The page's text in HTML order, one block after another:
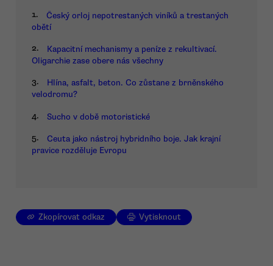
1.
Český orloj nepotrestaných viníků a trestaných
obětí
2.
Kapacitní mechanismy a peníze z rekultivací.
Oligarchie zase obere nás všechny
3.
Hlína, asfalt, beton. Co zůstane z brněnského
velodromu?
4. Sucho v době motoristické
5.
Ceuta jako nástroj hybridního boje. Jak krajní
pravice rozděluje Evropu
Zkopírovat odkaz Vytisknout